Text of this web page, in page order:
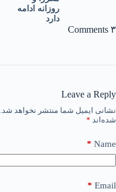
روزانه ادامه
دارد
۳ Comments
Leave a Reply
نشانی ایمیل شما منتشر نخواهد شد.
شده‌اند *
Name
*
Email
*